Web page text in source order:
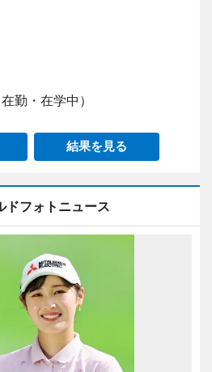
勤・在学中）
結果を見る
ドフォトニュース